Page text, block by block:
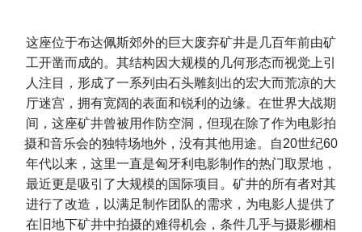
这座位于布达佩斯郊外的巨大废弃矿井是几百年前由矿
工开凿而成的。其结构因大规模的几何形态而视觉上引
人注目，形成了一系列由石头雕刻出的宏大而荒凉的大
厅迷宫，拥有宽阔的表面和锐利的边缘。在世界大战期
间，这座矿井曾被用作防空洞，但现在除了作为电影拍
摄和音乐会的独特场地外，没有其他用途。自20世纪60
年代以来，这里一直是匈牙利电影制作的热门取景地，
最近更是吸引了大规模的国际项目。矿井的所有者对其
进行了改造，以满足制作团队的需求，为电影人提供了
在旧地下矿井中拍摄的难得机会，条件几乎与摄影棚相